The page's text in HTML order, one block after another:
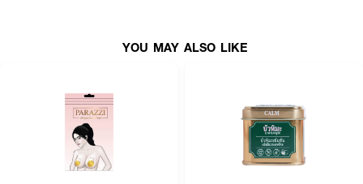
How to Use :
· ล้างซิลิโคนก่อนใช้ทุกครั้ง ด้านในซิลิโคนจะมีลักษณะเงาวาว ใช้สำหรับ แปะลงผิว
ควรล้างฝุ่น ความมัน และคราบน้ำออกให้หมดก่อนใช้
· ทำความสะอาดผิวบริเวณหน้าอกให้สะอาดเหมือนอาบน้ำใหม่ ไม่จำเป็นต้องเช็ดผิว
ให้แห้งมาก หรือพรมน้ำบนผิวพอชุ่มชื้น
YOU MAY ALSO LIKE